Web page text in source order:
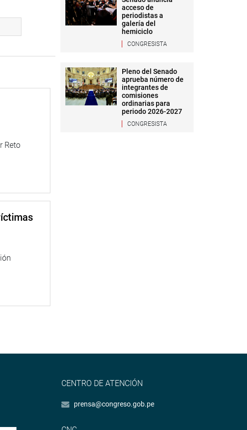
Reto
acceso de
periodistas a
galería del
hemiciclo
CONGRESISTA
Pleno del Senado
aprueba número de
integrantes de
comisiones
ordinarias para
periodo 2026-2027
CONGRESISTA
CENTRO DE ATENCIÓN
prensa@congreso.gob.pe